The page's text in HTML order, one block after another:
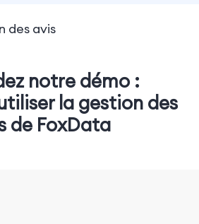
des avis
notre démo :
la gestion des
de FoxData